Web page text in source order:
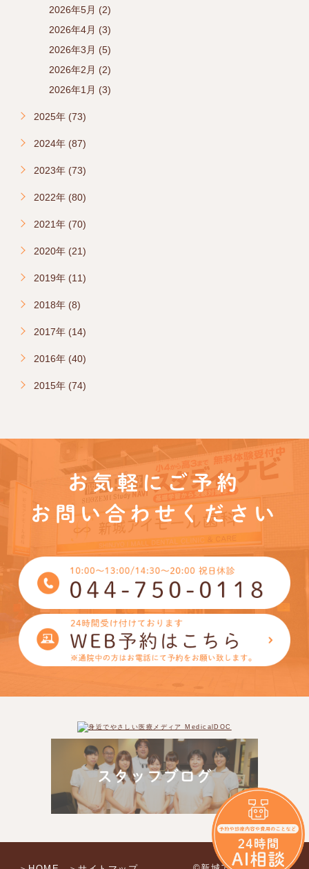
2026年5月 (2)
2026年4月 (3)
2026年3月 (5)
2026年2月 (2)
2026年1月 (3)
2025年 (73)
2024年 (87)
2023年 (73)
2022年 (80)
2021年 (70)
2020年 (21)
2019年 (11)
2018年 (8)
2017年 (14)
2016年 (40)
2015年 (74)
お気軽にご予約
お問い合わせください